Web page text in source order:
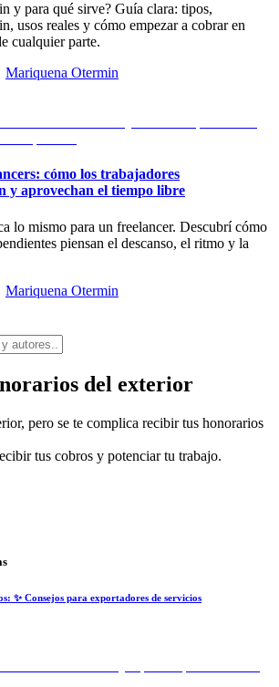
y para qué sirve? Guía clara: tipos,
usos reales y cómo empezar a cobrar en
cualquier parte.
Mariquena Otermin
cómo los trabajadores
y aprovechan el tiempo libre
lo mismo para un freelancer. Descubrí cómo
piensan el descanso, el ritmo y la
Mariquena Otermin
del exterior
pero se te complica recibir tus honorarios
tus cobros y potenciar tu trabajo.
✨ Consejos para exportadores de servicios